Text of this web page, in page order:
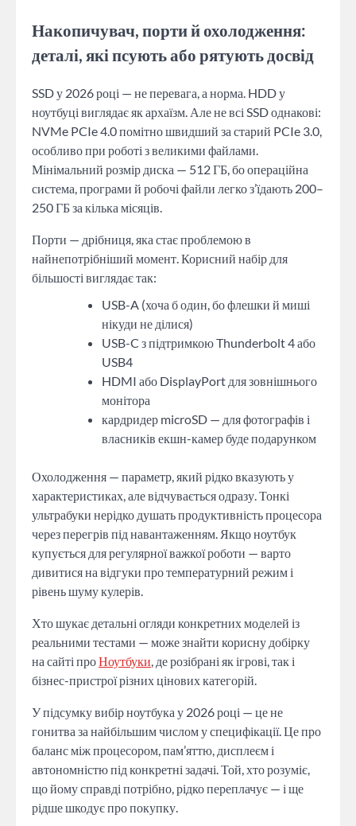
Накопичувач, порти й охолодження:
деталі, які псують або рятують досвід
SSD у 2026 році — не перевага, а норма. HDD у
ноутбуці виглядає як архаїзм. Але не всі SSD однакові:
NVMe PCIe 4.0 помітно швидший за старий PCIe 3.0,
особливо при роботі з великими файлами.
Мінімальний розмір диска — 512 ГБ, бо операційна
система, програми й робочі файли легко з’їдають 200–
250 ГБ за кілька місяців.
Порти — дрібниця, яка стає проблемою в
найнепотрібніший момент. Корисний набір для
більшості виглядає так:
USB-A (хоча б один, бо флешки й миші
нікуди не ділися)
USB-C з підтримкою Thunderbolt 4 або
USB4
HDMI або DisplayPort для зовнішнього
монітора
кардридер microSD — для фотографів і
власників екшн-камер буде подарунком
Охолодження — параметр, який рідко вказують у
характеристиках, але відчувається одразу. Тонкі
ультрабуки нерідко душать продуктивність процесора
через перегрів під навантаженням. Якщо ноутбук
купується для регулярної важкої роботи — варто
дивитися на відгуки про температурний режим і
рівень шуму кулерів.
Хто шукає детальні огляди конкретних моделей із
реальними тестами — може знайти корисну добірку
на сайті проНоутбуки, де розібрані як ігрові, так і
бізнес-пристрої різних цінових категорій.
У підсумку вибір ноутбука у 2026 році — це не
гонитва за найбільшим числом у специфікації. Це про
баланс між процесором, пам’яттю, дисплеєм і
автономністю під конкретні задачі. Той, хто розуміє,
що йому справді потрібно, рідко переплачує — і ще
рідше шкодує про покупку.